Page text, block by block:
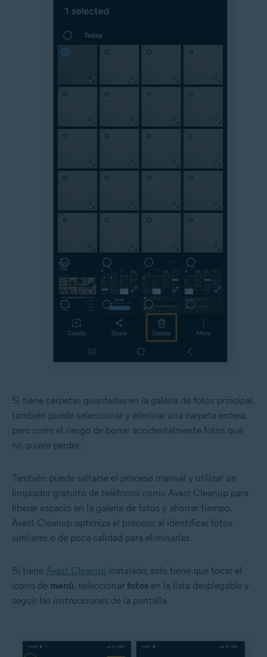
Si tiene carpetas guardadas en la galería de fotos principal,
también puede seleccionar y eliminar una carpeta entera,
pero corre el riesgo de borrar accidentalmente fotos que
no quiere perder.
También puede saltarse el proceso manual y utilizar un
limpiador gratuito de teléfonos como Avast Cleanup para
liberar espacio en la galería de fotos y ahorrar tiempo.
Avast Cleanup optimiza el proceso al identificar fotos
similares o de poca calidad para eliminarlas.
Si tiene Avast Cleanup instalado, solo tiene que tocar el
icono de menú, seleccionar fotos en la lista desplegable y
seguir las instrucciones de la pantalla.